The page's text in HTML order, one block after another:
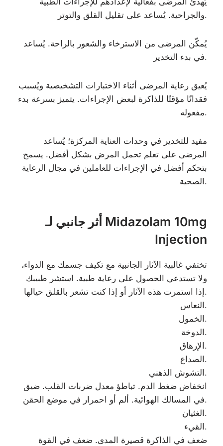
والجراحية. يُساعد على تقليل القلق والتوتر.
يُمكّن المرضى من الاسترخاء والشعور بالراحة. يُساعد
في بدء التخدير.
يُعيق رعاية المرضى أثناء الاختبارات التشخيصية ويُسبب
فقدانًا مؤقتًا للذاكرة لبعض الإجراءات. يتميز بسرعة بدء
مفعوله.
مفيد للتخدير في وحدات العناية المركزة؛ يُساعد
المرضى على تعلم تحمل المرض بشكل أفضل. يسمح
بتحكم أفضل في الإجراءات للعاملين في مجال الرعاية
الصحية.
أثر جانبي لـ Midazolam 10mg
Injection
تختفي غالبية الآثار الجانبية مع تكيف جسمك مع الدواء،
ولا تستدعي الحصول على رعاية طبية. استشر طبيبك
إذا استمرت هذه الآثار أو إذا كنت تشعر بالقلق حيالها.
النعاس.
الخمول.
الدوخة.
الإرهاق.
الصداع.
التشوش الذهني.
انخفاض ضغط الدم. تباطؤ معدل ضربات القلب. ضيق
في المسالك الهوائية. ألم أو احمرار في موضع الحقن.
الغثيان.
القيء.
ضعف في الذاكرة قصيرة المدى. ضعف في القوة